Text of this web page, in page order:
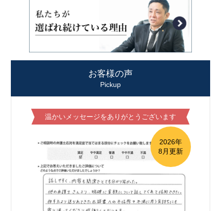
お客様の声
Pickup
温かいメッセージをありがとうございます
2026年
8月更新